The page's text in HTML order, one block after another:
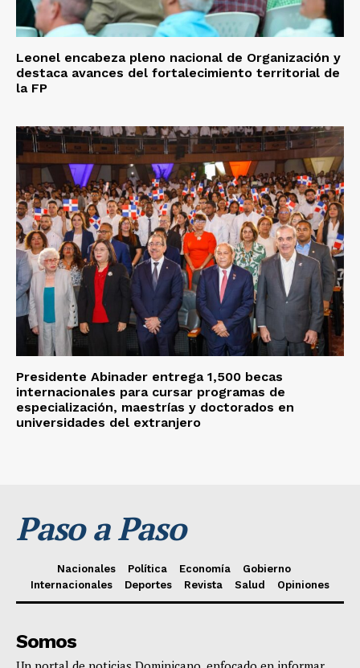
Leonel encabeza pleno nacional de Organización y
destaca avances del fortalecimiento territorial de
la FP
Presidente Abinader entrega 1,500 becas
internacionales para cursar programas de
especialización, maestrías y doctorados en
universidades del extranjero
Paso a Paso
Nacionales Política Economía
Gobierno
Internacionales
Deportes Revista Salud Opiniones
Somos